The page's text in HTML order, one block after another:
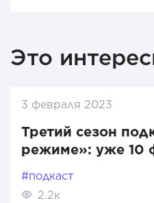
Это
3 февраля 2023
Третий сезон
режиме»: уже 10
#подкаст
2.2к